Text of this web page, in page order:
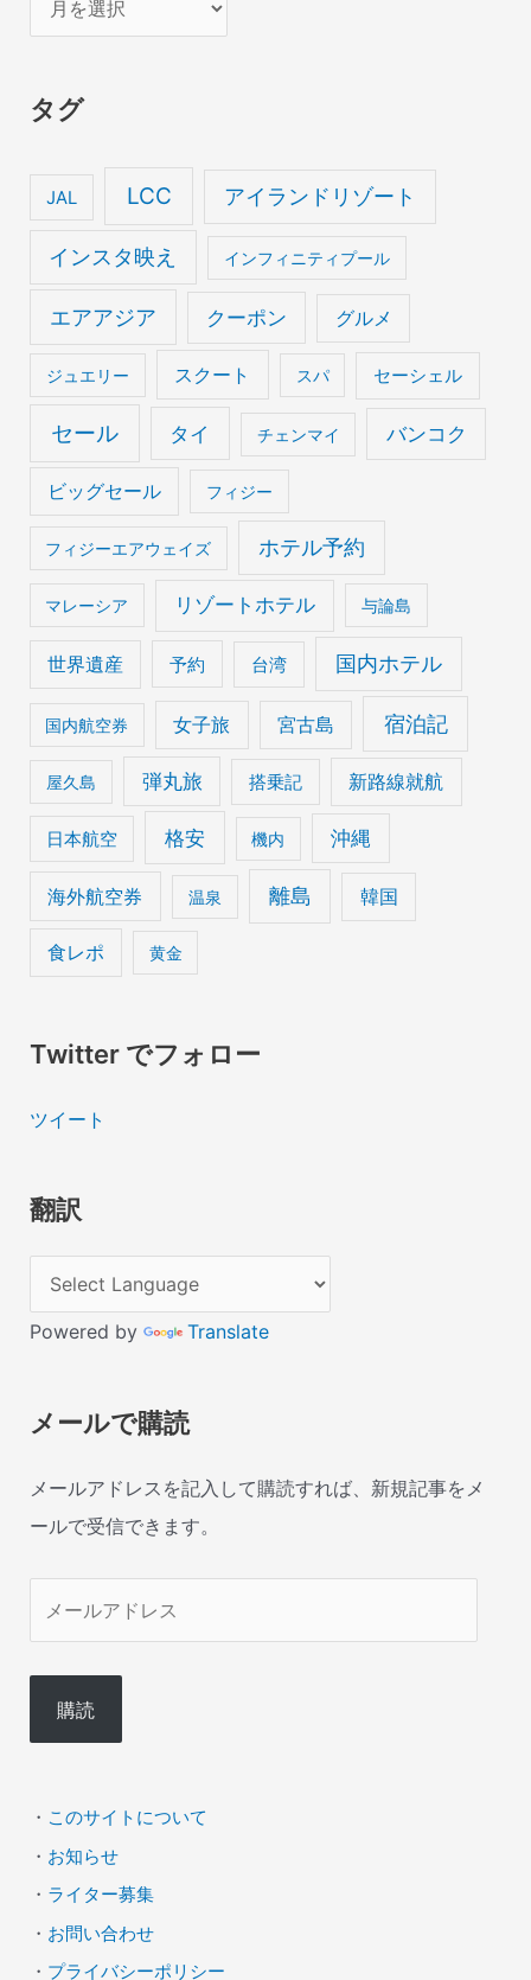
ー
イ
タグ
JAL LCC アイランドリゾート
インスタ映え インフィニティプール
エアアジア クーポン グルメ
ジュエリー スクート スパ セーシェル
セール タイ チェンマイ バンコク
ビッグセール フィジー
フィジーエアウェイズ ホテル予約
マレーシア リゾートホテル 与論島
世界遺産 予約 台湾 国内ホテル
国内航空券 女子旅 宮古島 宿泊記
屋久島 弾丸旅 搭乗記 新路線就航
日本航空 格安 機内 沖縄
海外航空券 温泉 離島 韓国
食レポ 黄金
Twitter でフォロー
ツイート
翻訳
Powered by Translate
メールで購読
メールアドレスを記入して購読すれば、新規記事をメ
ールで受信できます。
ル
ド
ス
購読
・ このサイトについて
・ お知らせ
・ ライター募集
・ お問い合わせ
・ プライバシーポリシー